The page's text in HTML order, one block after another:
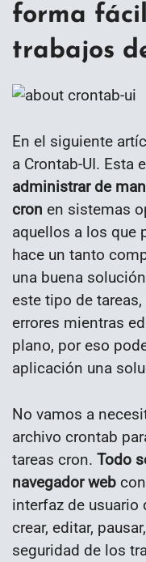
forma
trabajos
En el siguiente
a Crontab-UI. Esta
administrar de
cron en sistemas
aquellos a los que
hace un tanto
una buena
este tipo de
errores mientras
plano, por eso
aplicación una
No vamos a
archivo crontab
tareas cron. Todo
navegador web
interfaz de usuario
crear, editar,
seguridad de los